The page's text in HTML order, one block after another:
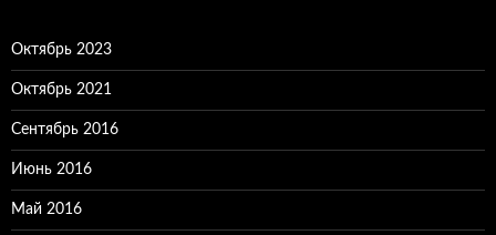
Октябрь 2023
Октябрь 2021
Сентябрь 2016
Июнь 2016
Май 2016